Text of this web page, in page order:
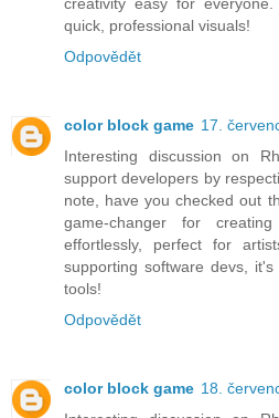
quick, professional visuals!
Odpovědět
color block game 17.
Interesting discussion on
support developers by
note, have you checked out
game-changer for
effortlessly, perfect for
supporting software devs,
tools!
Odpovědět
color block game 18.